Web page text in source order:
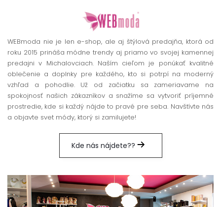
WEBmoda nie je len e-shop, ale aj štýlová predajňa, ktorá od
roku 2015 prináša módne trendy aj priamo vo svojej kamennej
predajni v Michalovciach. Naším cieľom je ponúkať kvalitné
oblečenie a doplnky pre každého, kto si potrpí na moderný
vzhľad a pohodlie. Už od začiatku sa zameriavame na
spokojnosť našich zákazníkov a snažíme sa vytvoriť príjemné
prostredie, kde si každý nájde to pravé pre seba. Navštívte nás
a objavte svet módy, ktorý si zamilujete!
Kde nás nájdete??